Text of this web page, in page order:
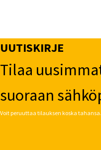
UUTISKIRJE
Tilaa
suoraan
Voit peruuttaa tilauksen koska tahansa.